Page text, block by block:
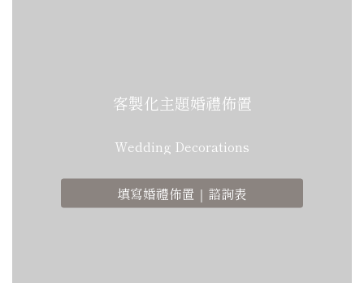
客製化主題婚禮佈置
Wedding Decorations
填寫婚禮佈置｜諮詢表